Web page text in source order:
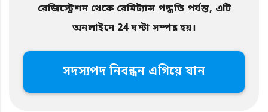
রেজিস্ট্রেশন থেকে রেমিট্যান্স পদ্ধতি পর্যন্ত, এটি
অনলাইনে 24 ঘন্টা সম্পন্ন হয়।
সদস্যপদ নিবন্ধন এগিয়ে যান